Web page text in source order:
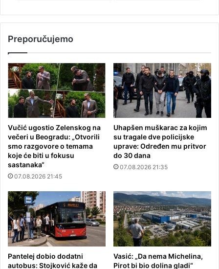
Preporučujemo
Vučić ugostio Zelenskog na
večeri u Beogradu: „Otvorili
smo razgovore o temama
koje će biti u fokusu
sastanaka“
07.08.2026 21:45
Uhapšen muškarac za kojim
su tragale dve policijske
uprave: Određen mu pritvor
do 30 dana
07.08.2026 21:35
Pantelej dobio dodatni
autobus: Stojković kaže da
Vasić: „Da nema Michelina,
Pirot bi bio dolina gladi“